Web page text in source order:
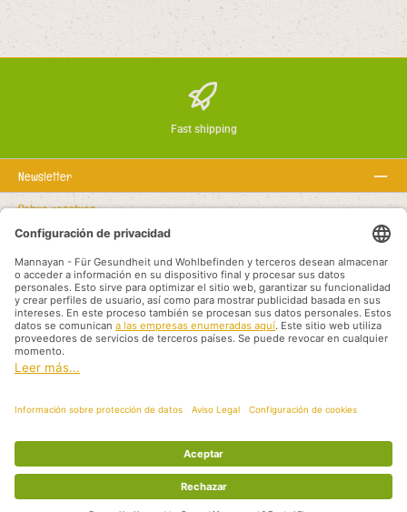
Fast shipping
Newsletter
Sobre nosotros
Textos legales
Línea de asistencia
Recommended links
Modalidades de pago
Shipping methods
Aviso legal Protección de datos
Condiciones generales
, los gastos de envío
de envío, a menos que se indique lo contrario.
© 2026 Mannayan - für Gesundheit und Wohlbefinden - All Rights Reserved.